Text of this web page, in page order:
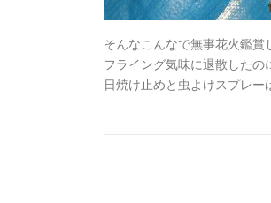
そんなこんなで無事花火鑑賞
フライング気味に退散したの
日焼け止めと虫よけスプレー